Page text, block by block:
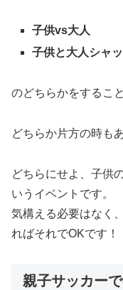
子供vs大人
子供と大人シャ
のどちらかをするこ
どちらか片方の時も
どちらにせよ、子供
いうイベントです。
気構える必要はなく
ればそれでOKです！
親子サッカー